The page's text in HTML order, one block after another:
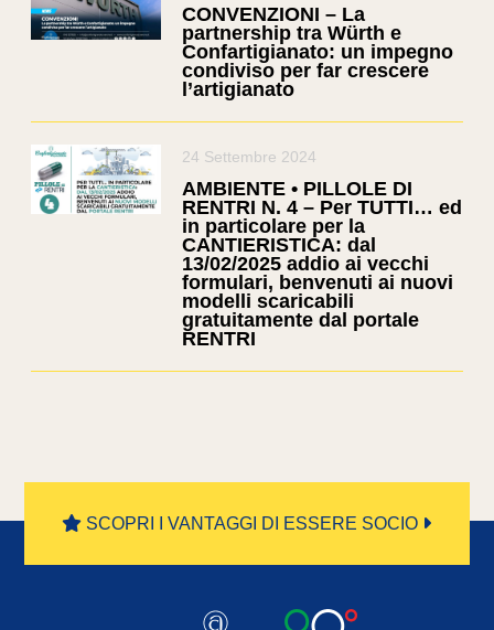
CONVENZIONI – La
partnership tra Würth e
Confartigianato: un impegno
condiviso per far crescere
l’artigianato
24 Settembre 2024
AMBIENTE • PILLOLE DI
RENTRI N. 4 – Per TUTTI… ed
in particolare per la
CANTIERISTICA: dal
13/02/2025 addio ai vecchi
formulari, benvenuti ai nuovi
modelli scaricabili
gratuitamente dal portale
RENTRI
SCOPRI I VANTAGGI DI ESSERE SOCIO